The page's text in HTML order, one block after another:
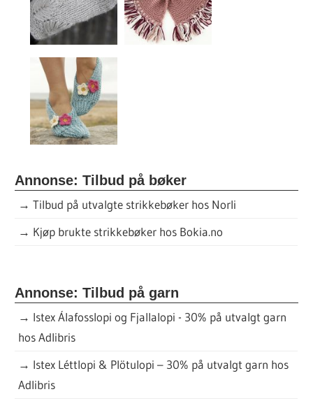
Annonse: Tilbud på bøker
→Tilbud på utvalgte strikkebøker hos Norli
→ Kjøp brukte strikkebøker hos Bokia.no
Annonse: Tilbud på garn
→ Istex Álafosslopi og Fjallalopi - 30% på utvalgt garn
hos Adlibris
→ Istex Léttlopi & Plötulopi – 30% på utvalgt garn hos
Adlibris